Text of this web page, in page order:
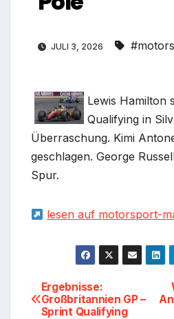
JULI 3, 2026
Lewis Hamilton
Qualifying in
Überraschung. Kimi
geschlagen. George
Spur.
lesen auf motorsport-
Ergebnisse:
Großbritannien GP –
Sprint Qualifying